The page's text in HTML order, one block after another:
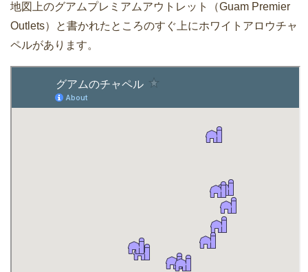
地図上のグアムプレミアムアウトレット（Guam Premier
Outlets）と書かれたところのすぐ上にホワイトアロウチャ
ペルがあります。